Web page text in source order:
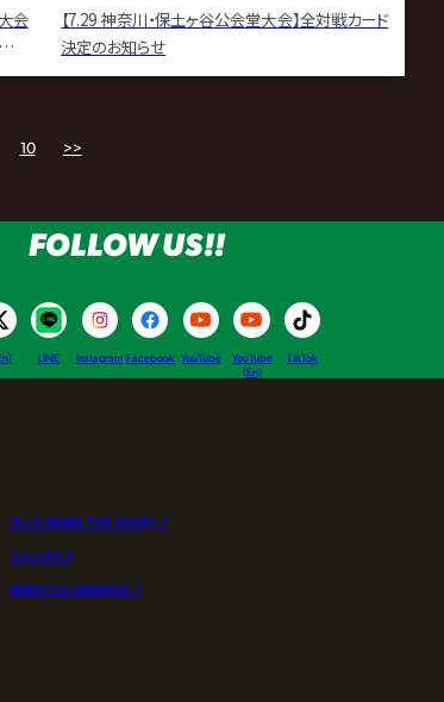
会
【7.29 神奈川・保土ヶ谷公会堂大会】全対戦カード
決定のお知らせ
10 >>
FOLLOW US!!
LINE Instagram Facebook YouTube
YouTube
(En)
TikTok
グッズ (NOAH THE SHOP) ↗︎
ファンクラブ
WRESTLE UNIVERSE ↗︎